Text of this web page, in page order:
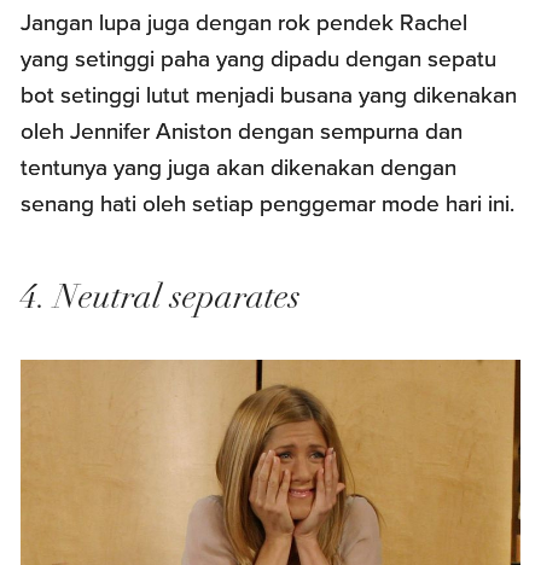
Jangan lupa juga dengan rok pendek Rachel
yang setinggi paha yang dipadu dengan sepatu
bot setinggi lutut menjadi busana yang dikenakan
oleh Jennifer Aniston dengan sempurna dan
tentunya yang juga akan dikenakan dengan
senang hati oleh setiap penggemar mode hari ini.
4. Neutral separates